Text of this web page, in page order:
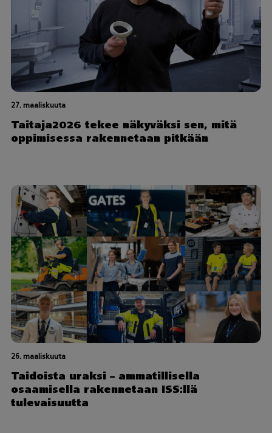
27. maaliskuuta
Taitaja2026 tekee näkyväksi sen, mitä
oppimisessa rakennetaan pitkään
26. maaliskuuta
Taidoista uraksi – ammatillisella
osaamisella rakennetaan ISS:llä
tulevaisuutta